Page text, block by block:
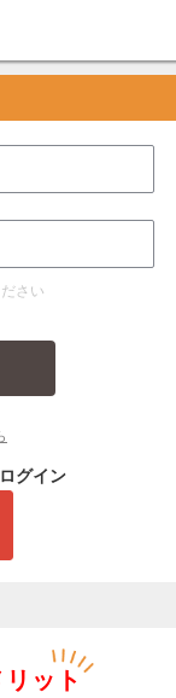
さい
グイン
ット